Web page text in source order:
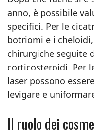
anno, è possibile
specifici. Per le
botriomi e i
chirurgiche seguite
corticosteroidi. Per
laser possono
levigare e
Il ruolo dei